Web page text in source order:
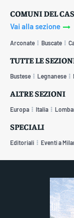
COMUNI DEL
Vai alla sezione
Arconate Buscate
TUTTE LE
Bustese Legnanese
ALTRE SEZIONI
Europa Italia
SPECIALI
Editoriali Eventi a